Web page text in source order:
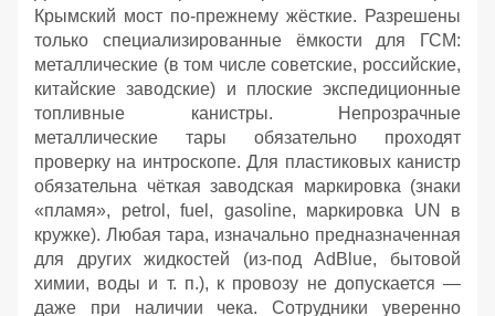
Крымский мост по‑прежнему жёсткие. Разрешены
только специализированные ёмкости для ГСМ:
металлические (в том числе советские, российские,
китайские заводские) и плоские экспедиционные
топливные канистры. Непрозрачные
металлические тары обязательно проходят
проверку на интроскопе. Для пластиковых канистр
обязательна чёткая заводская маркировка (знаки
«пламя», petrol, fuel, gasoline, маркировка UN в
кружке). Любая тара, изначально предназначенная
для других жидкостей (из‑под AdBlue, бытовой
химии, воды и т. п.), к провозу не допускается —
даже при наличии чека. Сотрудники уверенно